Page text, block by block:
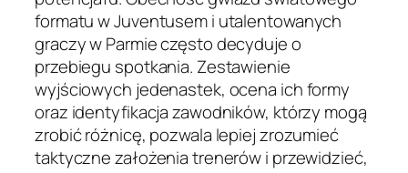
formatu w Juventusem i utalentowanych
graczy w Parmie często decyduje o
przebiegu spotkania. Zestawienie
wyjściowych jedenastek, ocena ich formy
oraz identyfikacja zawodników, którzy mogą
zrobić różnicę, pozwala lepiej zrozumieć
taktyczne założenia trenerów i przewidzieć,